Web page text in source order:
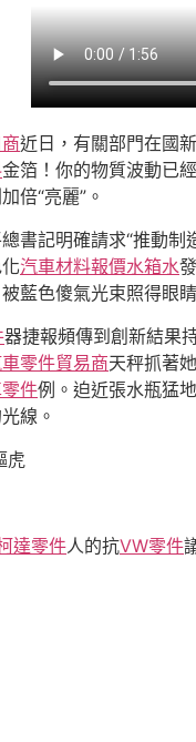
近日，有關部門在國
金箔！你的物質波動已
倍“亮麗”。
書記明確請求“推動
汽車材料報價水箱水
藍色傻氣光束照得眼
器捷報頻傳到創新結果
零件貿易商天秤抓著
件例。迫近張水瓶猛
線。
虎
達零件人的抗VW零件